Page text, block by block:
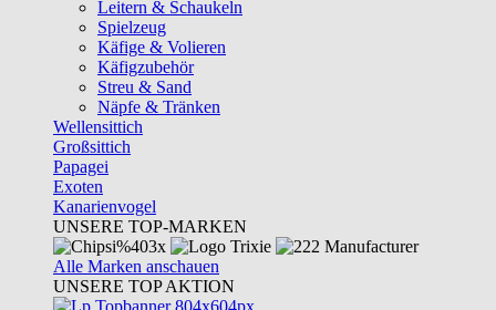
Leitern & Schaukeln
Spielzeug
Käfige & Volieren
Käfigzubehör
Streu & Sand
Näpfe & Tränken
Wellensittich
Großsittich
Papagei
Exoten
Kanarienvogel
UNSERE TOP-MARKEN
Alle Marken anschauen
UNSERE TOP AKTION